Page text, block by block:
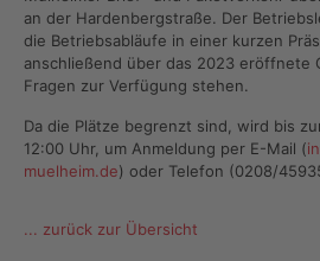
an der Hardenbergstraße. Der
die Betriebsabläufe in einer kurzen
anschließend über das 2023 eröffnete
Fragen zur Verfügung stehen.
Da die Plätze begrenzt sind, wird bis
12:00 Uhr, um Anmeldung per E-Mail (
muelheim.de) oder Telefon (0208/
... zurück zur Übersicht